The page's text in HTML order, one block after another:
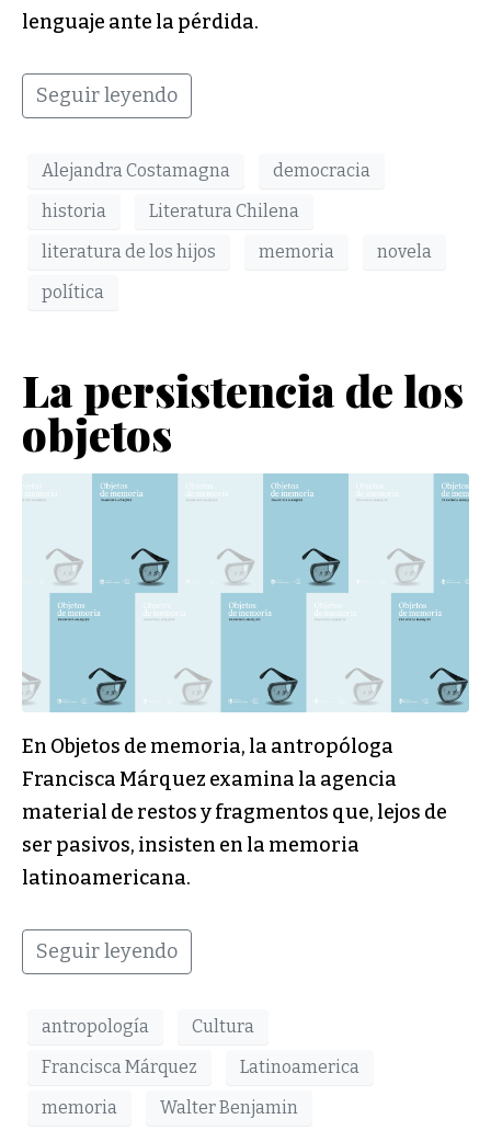
lenguaje ante la pérdida.
Seguir leyendo
Alejandra Costamagna
democracia
historia
Literatura Chilena
literatura de los hijos
memoria
novela
política
La persistencia de los
objetos
En Objetos de memoria, la antropóloga
Francisca Márquez examina la agencia
material de restos y fragmentos que, lejos de
ser pasivos, insisten en la memoria
latinoamericana.
Seguir leyendo
antropología
Cultura
Francisca Márquez
Latinoamerica
memoria
Walter Benjamin